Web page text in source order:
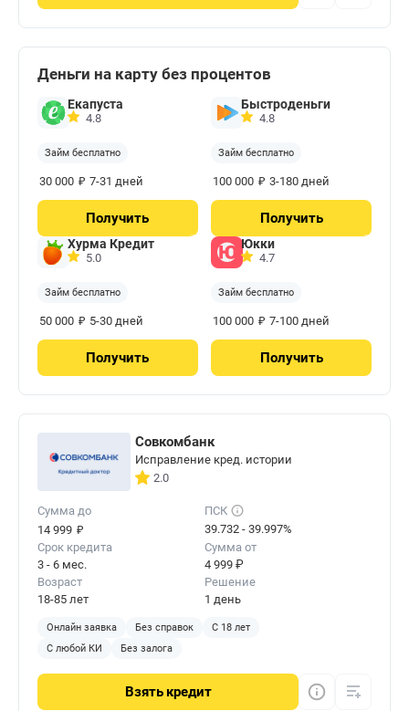
Деньги на карту без процентов
Екапуста
4.8
Займ бесплатно
30 000 ₽ 7-31 дней
Получить
Быстроденьги
4.8
Займ бесплатно
100 000 ₽ 3-180 дней
Получить
Хурма Кредит
5.0
Займ бесплатно
50 000 ₽ 5-30 дней
Получить
Юкки
4.7
Займ бесплатно
100 000 ₽ 7-100 дней
Получить
Совкомбанк
Исправление кред. истории
2.0
Сумма до
14 999 ₽
ПСК
39.732 - 39.997%
Срок кредита
3 - 6 мес.
Сумма от
4 999 ₽
Возраст
18-85 лет
Решение
1 день
Онлайн заявка Без справок
С 18 лет
С любой КИ
Без залога
Взять кредит